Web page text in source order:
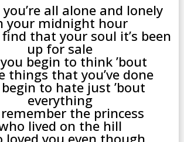
all alone and lonely
your midnight hour
that your soul it’s been
up for sale
begin to think ’bout
things that you’ve done
to hate just ’bout
everything
the princess
lived on the hill
loved you even though